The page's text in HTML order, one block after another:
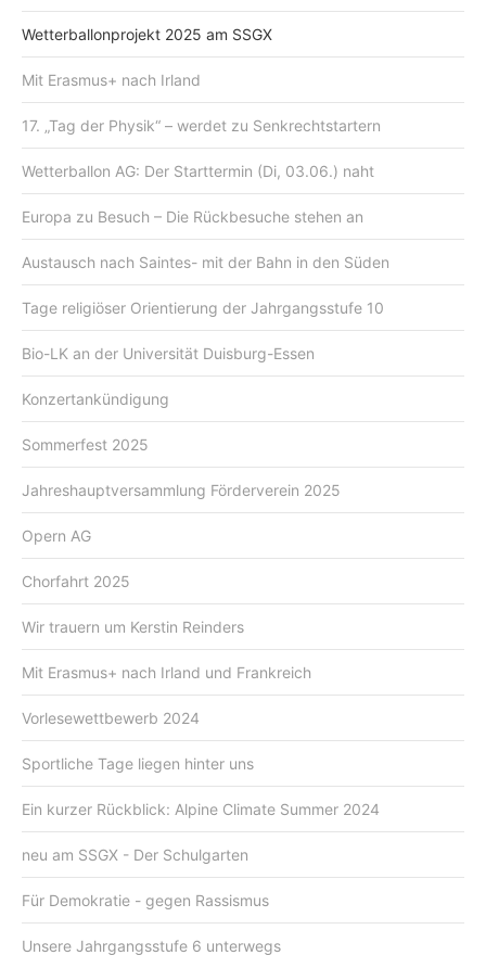
Wetterballonprojekt 2025 am SSGX
Mit Erasmus+ nach Irland
17. „Tag der Physik“ – werdet zu Senkrechtstartern
Wetterballon AG: Der Starttermin (Di, 03.06.) naht
Europa zu Besuch – Die Rückbesuche stehen an
Austausch nach Saintes- mit der Bahn in den Süden
Tage religiöser Orientierung der Jahrgangsstufe 10
Bio-LK an der Universität Duisburg-Essen
Konzertankündigung
Sommerfest 2025
Jahreshauptversammlung Förderverein 2025
Opern AG
Chorfahrt 2025
Wir trauern um Kerstin Reinders
Mit Erasmus+ nach Irland und Frankreich
Vorlesewettbewerb 2024
Sportliche Tage liegen hinter uns
Ein kurzer Rückblick: Alpine Climate Summer 2024
neu am SSGX - Der Schulgarten
Für Demokratie - gegen Rassismus
Unsere Jahrgangsstufe 6 unterwegs